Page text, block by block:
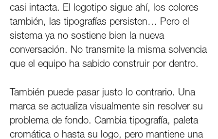
casi intacta. El logotipo sigue ahí, los colores
también, las tipografías persisten… Pero el
sistema ya no sostiene bien la nueva
conversación. No transmite la misma solvencia
que el equipo ha sabido construir por dentro.
También puede pasar justo lo contrario. Una
marca se actualiza visualmente sin resolver su
problema de fondo. Cambia tipografía, paleta
cromática o hasta su logo, pero mantiene una